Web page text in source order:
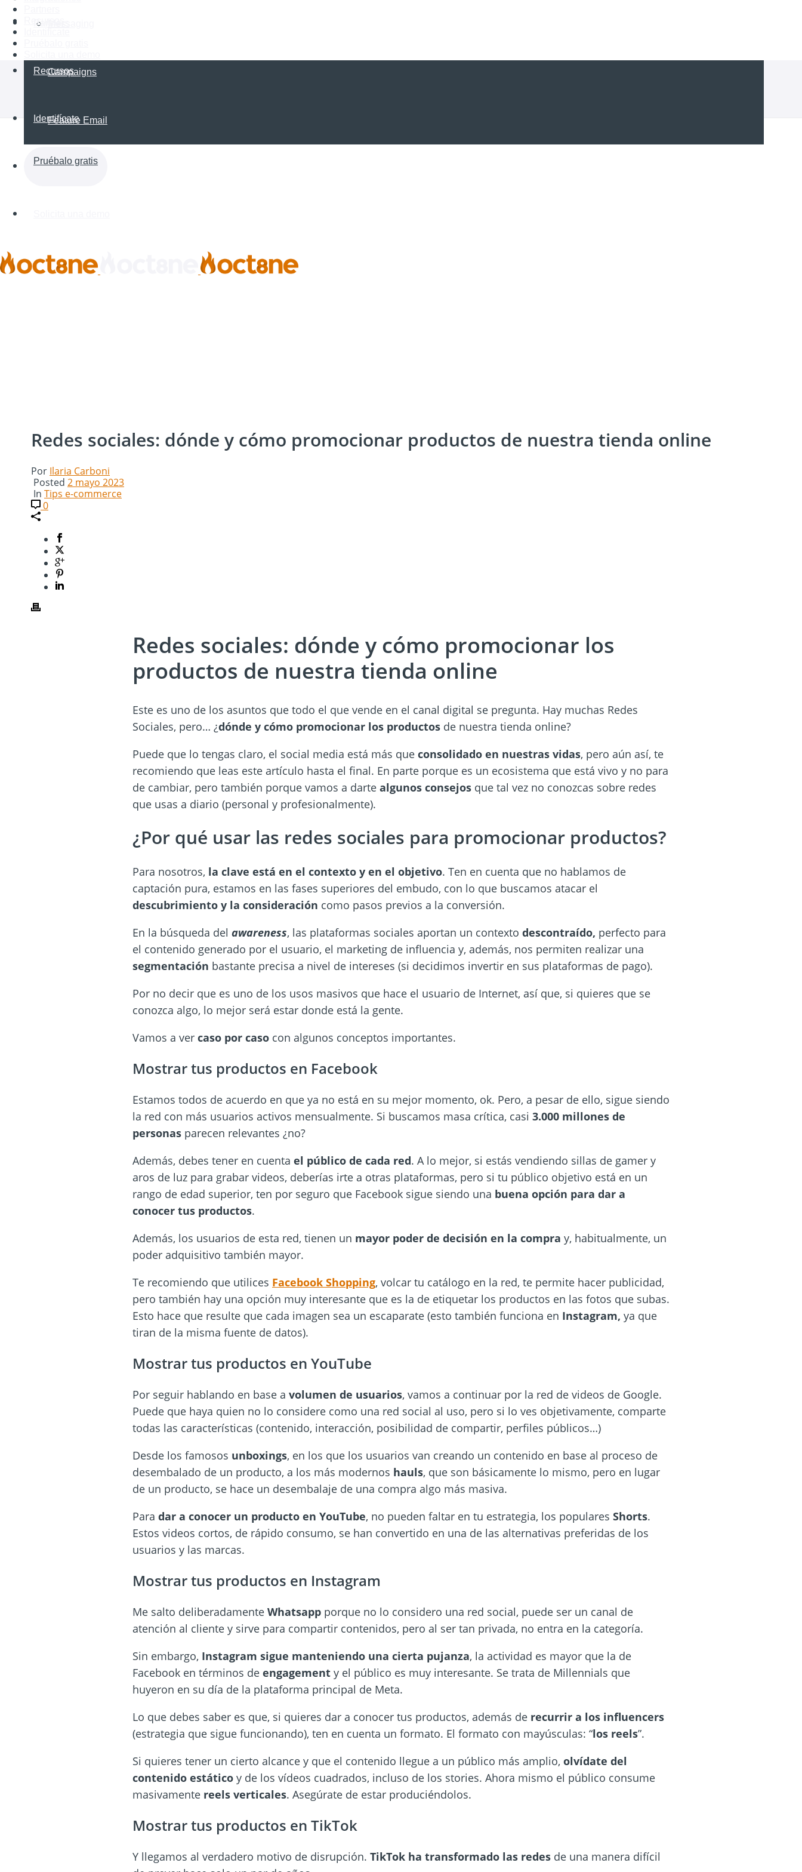
Campaigns
Feature Email
Partners
Recursos
Identifícate
Pruébalo gratis
Recursos
Redes sociales: dónde y cómo promocionar productos de nuestra tienda online
Por Ilaria Carboni
Posted 2 mayo 2023
In Tips e-commerce
0
Redes sociales: dónde y cómo promocionar los
productos de nuestra tienda online
Este es uno de los asuntos que todo el que vende en el canal digital se pregunta. Hay muchas Redes
Sociales, pero… ¿dónde y cómo promocionar los productos de nuestra tienda online?
Puede que lo tengas claro, el social media está más que consolidado en nuestras vidas, pero aún así, te
recomiendo que leas este artículo hasta el final. En parte porque es un ecosistema que está vivo y no para
de cambiar, pero también porque vamos a darte algunos consejos que tal vez no conozcas sobre redes
que usas a diario (personal y profesionalmente).
¿Por qué usar las redes sociales para promocionar productos?
Para nosotros, la clave está en el contexto y en el objetivo. Ten en cuenta que no hablamos de
captación pura, estamos en las fases superiores del embudo, con lo que buscamos atacar el
descubrimiento y la consideración como pasos previos a la conversión.
En la búsqueda del awareness, las plataformas sociales aportan un contexto descontraído, perfecto para
el contenido generado por el usuario, el marketing de influencia y, además, nos permiten realizar una
segmentación bastante precisa a nivel de intereses (si decidimos invertir en sus plataformas de pago).
Por no decir que es uno de los usos masivos que hace el usuario de Internet, así que, si quieres que se
conozca algo, lo mejor será estar donde está la gente.
Vamos a ver caso por caso con algunos conceptos importantes.
Mostrar tus productos en Facebook
Estamos todos de acuerdo en que ya no está en su mejor momento, ok. Pero, a pesar de ello, sigue siendo
la red con más usuarios activos mensualmente. Si buscamos masa crítica, casi 3.000 millones de
personas parecen relevantes ¿no?
Además, debes tener en cuenta el público de cada red. A lo mejor, si estás vendiendo sillas de gamer y
aros de luz para grabar videos, deberías irte a otras plataformas, pero si tu público objetivo está en un
rango de edad superior, ten por seguro que Facebook sigue siendo una buena opción para dar a
conocer tus productos.
Además, los usuarios de esta red, tienen un mayor poder de decisión en la compra y, habitualmente, un
poder adquisitivo también mayor.
Te recomiendo que utilices Facebook Shopping, volcar tu catálogo en la red, te permite hacer publicidad,
pero también hay una opción muy interesante que es la de etiquetar los productos en las fotos que subas.
Esto hace que resulte que cada imagen sea un escaparate (esto también funciona en Instagram, ya que
tiran de la misma fuente de datos).
Mostrar tus productos en YouTube
Por seguir hablando en base a volumen de usuarios, vamos a continuar por la red de videos de Google.
Puede que haya quien no lo considere como una red social al uso, pero si lo ves objetivamente, comparte
todas las características (contenido, interacción, posibilidad de compartir, perfiles públicos…)
Desde los famosos unboxings, en los que los usuarios van creando un contenido en base al proceso de
desembalado de un producto, a los más modernos hauls, que son básicamente lo mismo, pero en lugar
de un producto, se hace un desembalaje de una compra algo más masiva.
Para dar a conocer un producto en YouTube, no pueden faltar en tu estrategia, los populares Shorts.
Estos videos cortos, de rápido consumo, se han convertido en una de las alternativas preferidas de los
usuarios y las marcas.
Mostrar tus productos en Instagram
Me salto deliberadamente Whatsapp porque no lo considero una red social, puede ser un canal de
atención al cliente y sirve para compartir contenidos, pero al ser tan privada, no entra en la categoría.
Sin embargo, Instagram sigue manteniendo una cierta pujanza, la actividad es mayor que la de
Facebook en términos de engagement y el público es muy interesante. Se trata de Millennials que
huyeron en su día de la plataforma principal de Meta.
Lo que debes saber es que, si quieres dar a conocer tus productos, además de recurrir a los influencers
(estrategia que sigue funcionando), ten en cuenta un formato. El formato con mayúsculas: “los reels”.
Si quieres tener un cierto alcance y que el contenido llegue a un público más amplio, olvídate del
contenido estático y de los vídeos cuadrados, incluso de los stories. Ahora mismo el público consume
masivamente reels verticales. Asegúrate de estar produciéndolos.
Mostrar tus productos en TikTok
Y llegamos al verdadero motivo de disrupción. TikTok ha transformado las redes de una manera difícil